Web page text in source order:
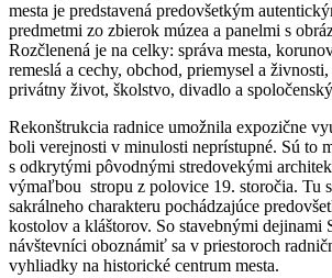
mesta je predstavená predovšetkým
predmetmi zo zbierok múzea a panelmi s
Rozčlenená je na celky: správa mesta,
remeslá a cechy, obchod, priemysel a
privátny život, školstvo, divadlo a
Rekonštrukcia radnice umožnila expozične
boli verejnosti v minulosti neprístupné. Sú to
s odkrytými pôvodnými stredovekými
výmaľbou stropu z polovice 19. storočia. Tu
sakrálneho charakteru pochádzajúce
kostolov a kláštorov. So stavebnými dejinami
návštevníci oboznámiť sa v priestoroch
vyhliadky na historické centrum mesta.